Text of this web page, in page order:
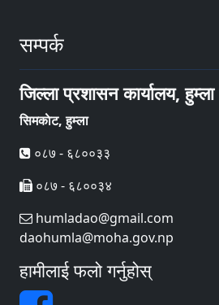
सम्पर्क
जिल्ला प्रशासन कार्यालय, हुम्ला
सिमकाेट, हुम्ला
०८७ - ६८००३३
०८७ - ६८००३४
humladao@gmail.com
daohumla@moha.gov.np
हामीलाई फलो गर्नुहोस्